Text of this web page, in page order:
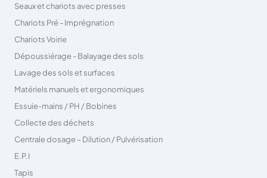
Seaux et chariots avec presses
Chariots Pré - Imprégnation
Chariots Voirie
Dépoussiérage - Balayage des sols
Lavage des sols et surfaces
Matériels manuels et ergonomiques
Essuie-mains / PH / Bobines
Collecte des déchets
Centrale dosage – Dilution / Pulvérisation
E.P.I
Tapis